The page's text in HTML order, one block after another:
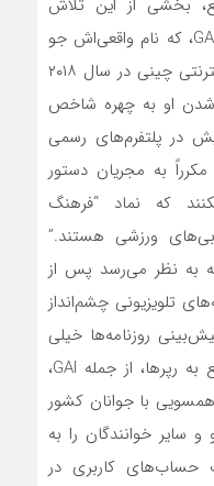
بخشی از این تلاش
است. در این بین افرادی همچون GAI، که نام واقعی‌اش جو
یان است، مؤثر هستند. کاربران اینترنتی چینی در سال ۲۰۱۸
شدن او به چهره شاخص
در پلتفرم‌های رسمی
به مجریان دستور
که نماد “فرهنگ
ورزشی هستند.”
به نظر می‌رسد پس از
تلویزیونی چشم‌انداز
روزنامه‌ها خیلی
زود اشتباه از آب درآمد. این مجمع به رپرها، از جمله GAI،
با جوانان کشور
سایر خوانندگان را به
حساب‌های کاربری در